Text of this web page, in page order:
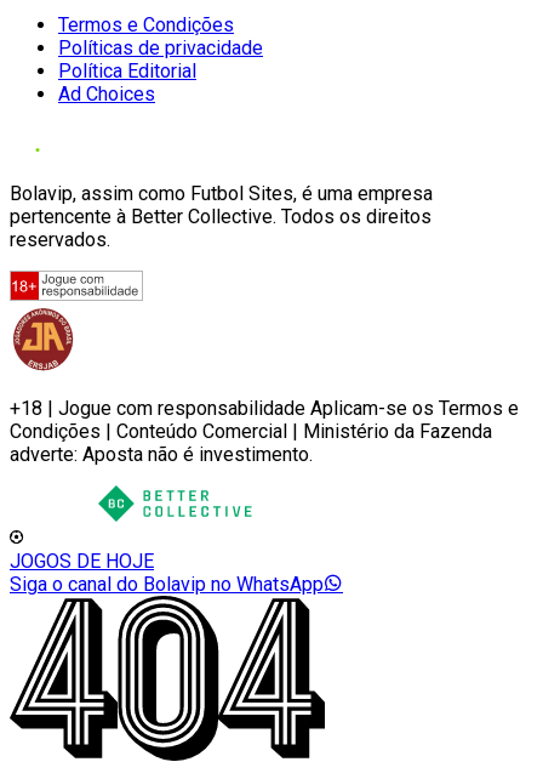
Termos e Condições
Políticas de privacidade
Política Editorial
Ad Choices
Bolavip, assim como Futbol Sites, é uma empresa
pertencente à Better Collective. Todos os direitos
reservados.
+18 | Jogue com responsabilidade Aplicam-se os Termos e
Condições | Conteúdo Comercial | Ministério da Fazenda
adverte: Aposta não é investimento.
JOGOS DE HOJE
Siga o canal do Bolavip no WhatsApp